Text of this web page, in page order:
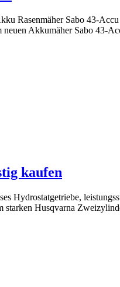
Rasenmäher Sabo 43-
Akkumäher Sabo 43-
kaufen
Hydrostatgetriebe,
Husqvarna